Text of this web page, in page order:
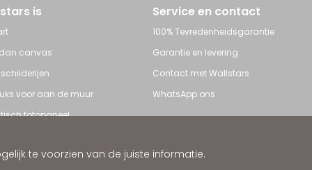
te voorzien van de juiste informatie.
is
canvas
voor aan de muur
fotopaneel
Service en contact
100% Tevredenheidsgarantie
Garantie en levering
Contact met Wallstars
WhatsApp ons